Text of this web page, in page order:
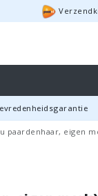
paardenhaar, eigen